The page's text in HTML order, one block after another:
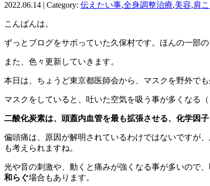
2022.06.14 | Category: 伝えたい事,全身調整治療,美容,肩こ
こんばんは。
ずっとブログをサボっていた久保村です。ほんの一部
また、色々更新していきます。
本日は、ちょうど東京都医師会から、マスクを野外で
マスクをしていると、吐いた空気を吸う事が多くなる
二酸化炭素は、頭蓋内血管を最も拡張させる、化学因子
偏頭痛は、原因が解明されているわけではないですが、
も考えられますね。
光や音の刺激や、動くと痛みが強くなる事が多いので、
和らぐ場合もあります。